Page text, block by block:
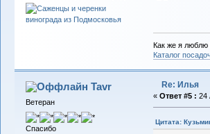
Как же я люблю
Каталог
Tavr
Ветеран
Спасибо
Re: Илья
« Ответ #5 : 24
Цитата: